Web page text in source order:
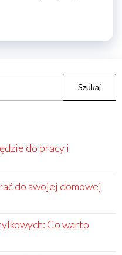
do pracy i
do swojej domowej
Co warto